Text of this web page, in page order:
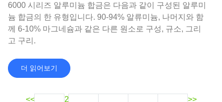
6000 시리즈 알루미늄 합금은 다음과 같이 구성된 알루미
늄 합금의 한 유형입니다. 90-94% 알류미늄, 나머지와 함
께 6-10% 마그네슘과 같은 다른 원소로 구성, 규소, 그리
고 구리.
더 읽어보기
<< 2 >>